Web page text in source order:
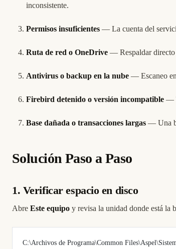
inconsistente.
Permisos insuficientes — La cuenta del
Ruta de red o OneDrive — Respaldar directo
Antivirus o backup en la nube — Escaneo
Firebird detenido o versión incompatible —
Base dañada o transacciones largas — Una
Solución Paso a Paso
1. Verificar espacio en disco
Abre Este equipo y revisa la unidad donde está la
C:\Archivos de Programa\Common